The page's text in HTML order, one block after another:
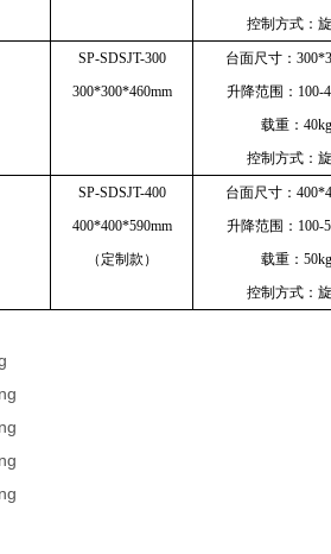
控制方式：
SP-SDSJT-300
300*300*460mm
台面尺寸：
升降范围：100-
载重：40kg
控制方式：
SP-SDSJT-400
400*400*590mm
（定制款）
台面尺寸：
升降范围：100-
载重：50kg
控制方式：